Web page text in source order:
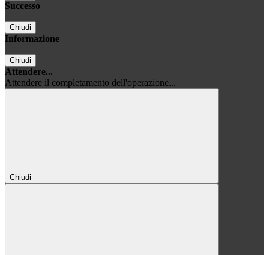
Successo
Chiudi
Informazione
Chiudi
Attendere...
Attendere il completamento dell'operazione...
Chiudi